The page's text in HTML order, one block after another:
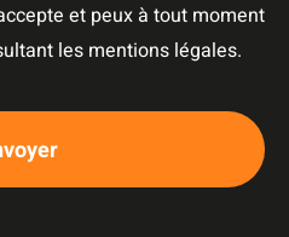
et peux à tout moment
les mentions légales.